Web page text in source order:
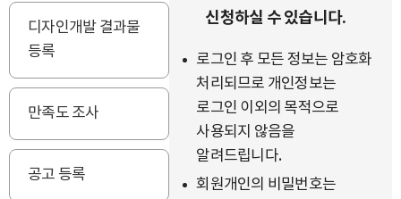
디자인개발 결과물
등록
만족도 조사
공고 등록
신청하실 수 있습니다.
로그인 후 모든 정보는 암호화
처리되므로 개인정보는
로그인 이외의 목적으로
사용되지 않음을
알려드립니다.
회원개인의 비밀번호는